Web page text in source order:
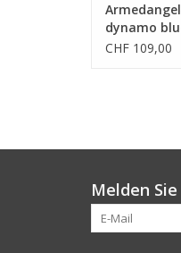
dynamo
CHF 109,00
Melden